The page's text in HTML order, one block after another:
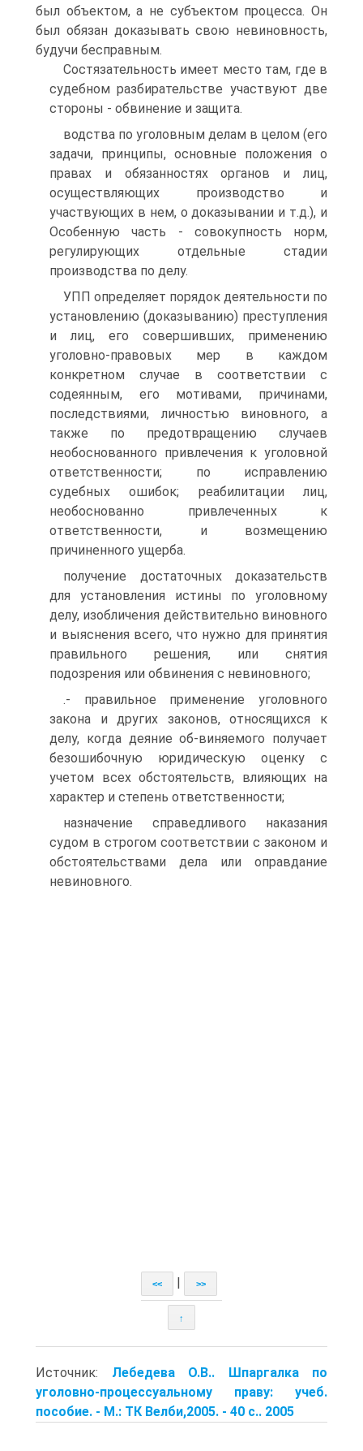
был объектом, а не субъектом процесса. Он
был обязан доказывать свою невиновность,
будучи бесправным.
Состязательность имеет место там, где в
судебном разбирательстве участвуют две
стороны - обвинение и защита.
водства по уголовным делам в целом (его
задачи, принципы, основные положения о
правах и обязанностях органов и лиц,
осуществляющих производство и
участвующих в нем, о доказывании и т.д.), и
Особенную часть - совокупность норм,
регулирующих отдельные стадии
производства по делу.
УПП определяет порядок деятельности по
установлению (доказыванию) преступления
и лиц, его совершивших, применению
уголовно-правовых мер в каждом
конкретном случае в соответствии с
содеянным, его мотивами, причинами,
последствиями, личностью виновного, а
также по предотвращению случаев
необоснованного привлечения к уголовной
ответственности; по исправлению
судебных ошибок; реабилитации лиц,
необоснованно привлеченных к
ответственности, и возмещению
причиненного ущерба.
получение достаточных доказательств
для установления истины по уголовному
делу, изобличения действительно виновного
и выяснения всего, что нужно для принятия
правильного решения, или снятия
подозрения или обвинения с невиновного;
.- правильное применение уголовного
закона и других законов, относящихся к
делу, когда деяние об-виняемого получает
безошибочную юридическую оценку с
учетом всех обстоятельств, влияющих на
характер и степень ответственности;
назначение справедливого наказания
судом в строгом соответствии с законом и
обстоятельствами дела или оправдание
невиновного.
<< >>
↑
Источник: Лебедева О.В.. Шпаргалка по
уголовно-процессуальному праву: учеб.
пособие. - М.: ТК Велби,2005. - 40 с.. 2005